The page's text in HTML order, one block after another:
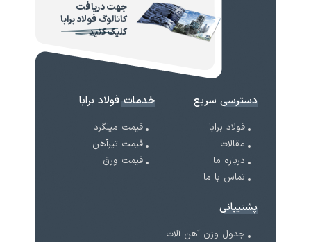
جهت دریافت
کاتالوگ فولاد برابا
کلیک کنید
دسترسی سریع
فولاد برابا
مقالات
درباره ما
تماس با ما
خدمات فولاد برابا
قیمت میلگرد
قیمت تیرآهن
قیمت ورق
پشتیبانی
جدول وزن آهن آلات